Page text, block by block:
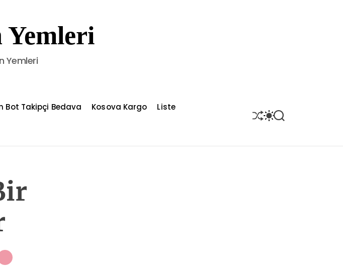
Yemleri
Yemleri
Bot Takipçi Bedava Kosova Kargo
Liste
S
H
S
W
S
E